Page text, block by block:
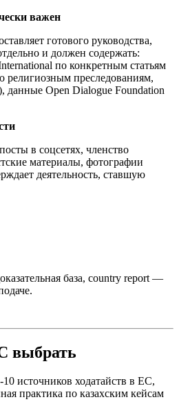
важен
готового руководства,
и должен содержать:
по конкретным статьям
преследованиям,
данные Open Dialogue Foundation
в соцсетях, членство
материалы, фотографии
деятельность, ставшую
база, country report —
выбрать
источников ходатайств в ЕС,
практика по казахским кейсам